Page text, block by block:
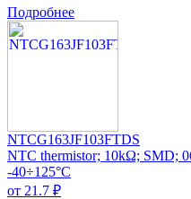
Подробнее
NTCG163JF103FTDS
NTC thermistor; 10kΩ; SMD;
-40÷125°C
от 21.7 ₽